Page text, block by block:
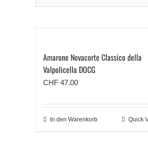
Amarone Novacorte Classico della
Valpolicella DOCG
CHF 47.00
In den Warenkorb Quick